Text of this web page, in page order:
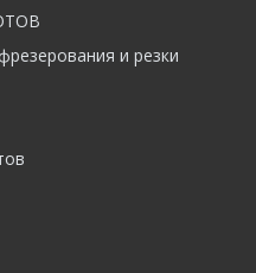
и резки